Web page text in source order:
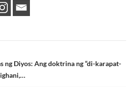
ng Diyos: Ang doktrina ng “di-karapat-